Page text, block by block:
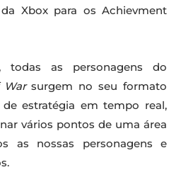
Xbox para os Achievment
todas as personagens do
Warsurgem no seu formato
estratégia em tempo real,
vários pontos de uma área
as nossas personagens e